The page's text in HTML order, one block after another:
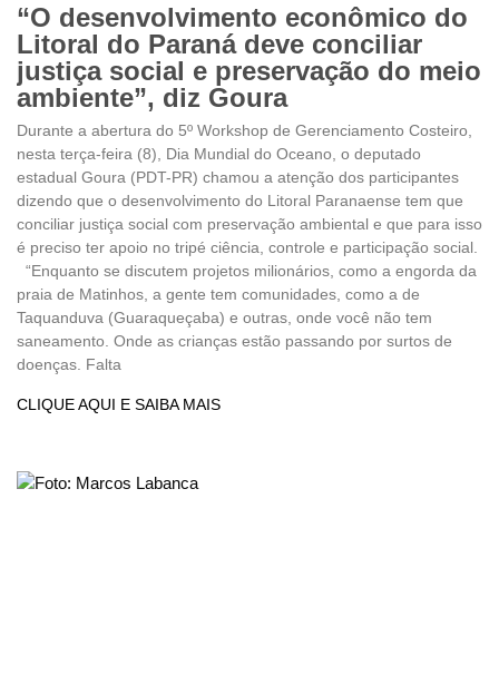
“O desenvolvimento econômico do
Litoral do Paraná deve conciliar
justiça social e preservação do meio
ambiente”, diz Goura
Durante a abertura do 5º Workshop de Gerenciamento Costeiro,
nesta terça-feira (8), Dia Mundial do Oceano, o deputado
estadual Goura (PDT-PR) chamou a atenção dos participantes
dizendo que o desenvolvimento do Litoral Paranaense tem que
conciliar justiça social com preservação ambiental e que para isso
é preciso ter apoio no tripé ciência, controle e participação social.
“Enquanto se discutem projetos milionários, como a engorda da
praia de Matinhos, a gente tem comunidades, como a de
Taquanduva (Guaraqueçaba) e outras, onde você não tem
saneamento. Onde as crianças estão passando por surtos de
doenças. Falta
CLIQUE AQUI E SAIBA MAIS